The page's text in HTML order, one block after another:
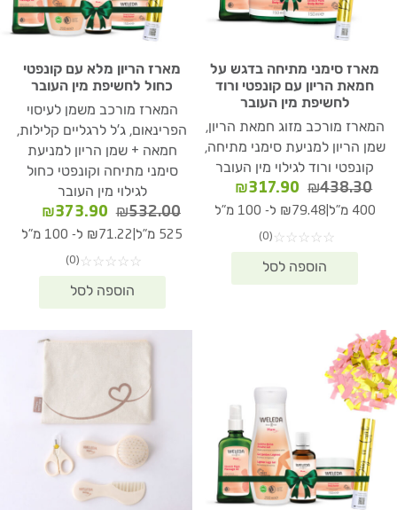
מארז סימני מתיחה בדגש על
חמאת הריון עם קונפטי ורוד
לחשיפת מין העובר
המארז מורכב מזוג חמאת הריון,
שמן הריון למניעת סימני מתיחה,
קונפטי ורוד לגילוי מין העובר
₪438.30
המחיר
המקורי
₪438.30.
₪317.90
המחיר
הנוכחי
₪317.90.
400 מ"ל ₪79.48 ל- 100 מ"ל
☆
☆
☆
☆
☆
(0)
מארז הריון מלא עם קונפטי
כחול לחשיפת מין העובר
המארז מורכב משמן לעיסוי
הפרינאום, ג'ל לרגליים קלילות,
חמאה + שמן הריון למניעת
סימני מתיחה וקונפטי כחול
לגילוי מין העובר
₪532.00
המחיר
המקורי
₪532.00.
₪373.90
הנוכחי
525 מ"ל ₪71.22 ל- 100 מ"ל
☆
☆
☆
☆
☆
(0)